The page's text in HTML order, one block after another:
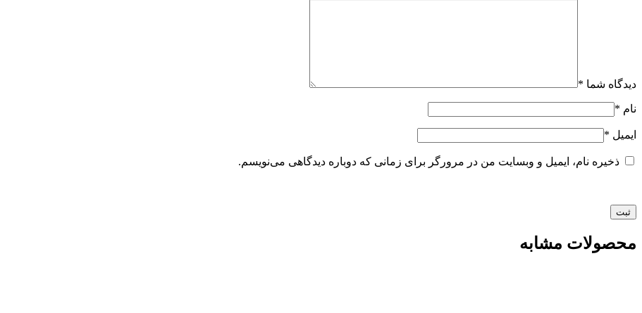
دیدگاه شما *
نام *
ایمیل *
ذخیره نام، ایمیل و وبسایت من در مرورگر برای زمانی که دوباره دیدگاهی می‌نویسم.
محصولات مشابه